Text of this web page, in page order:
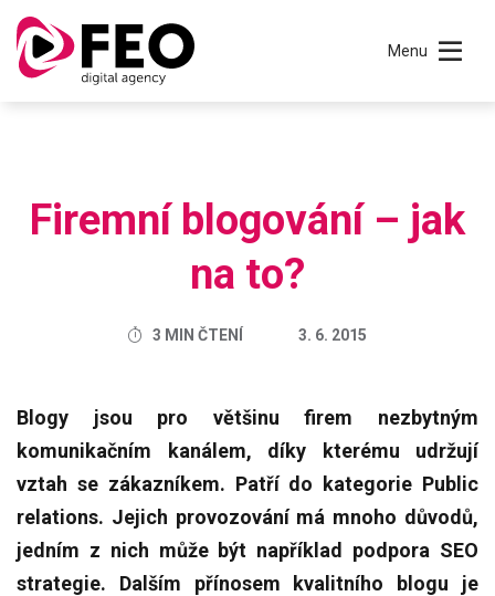
Menu
Firemní blogování – jak
na to?
3 MIN ČTENÍ 3. 6. 2015
Blogy jsou pro většinu firem nezbytným
komunikačním kanálem, díky kterému udržují
vztah se zákazníkem. Patří do kategorie Public
relations. Jejich provozování má mnoho důvodů,
jedním z nich může být například podpora SEO
strategie. Dalším přínosem kvalitního blogu je